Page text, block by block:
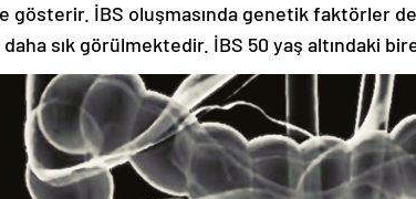
gösterir. İBS oluşmasında genetik faktörler
sık görülmektedir. İBS 50 yaş altındaki